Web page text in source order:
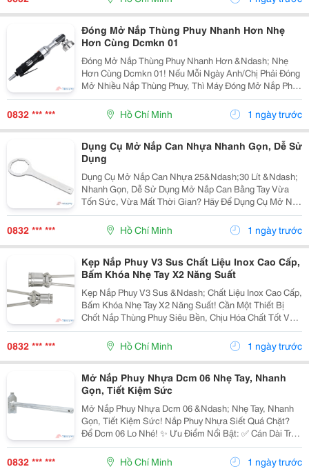
Mở Ôm Sát...
Đóng Mở Nắp Thùng Phuy Nhanh Hơn Nhẹ
Hơn Cùng Dcmkn 01
Đóng Mở Nắp Thùng Phuy Nhanh Hơn &Ndash; Nhẹ
Hơn Cùng Dcmkn 01! Nếu Mỗi Ngày Anh/Chị Phải Đóng
Mở Nhiều Nắp Thùng Phuy, Thì Máy Đóng Mở Nắp Phuy
Khí Nén Dcmkn 01 Sẽ Giúp Công Việc Trở Nên Nhẹ
Nhàng Và Hiệu Quả Hơn. Ưu Điểm Nổi Bật: ...
0832 *** *** Hồ Chí Minh 1 ngày trước
Dụng Cụ Mở Nắp Can Nhựa Nhanh Gọn, Dễ Sử
Dụng
Dụng Cụ Mở Nắp Can Nhựa 25&Ndash;30 Lít &Ndash;
Nhanh Gọn, Dễ Sử Dụng Mở Nắp Can Bằng Tay Vừa
Tốn Sức, Vừa Mất Thời Gian? Hãy Để Dụng Cụ Mở Nắp
Can Nhựa 25&Ndash;30 Lít Hỗ Trợ Bạn Thao Tác
Nhanh Chóng Và Nhẹ Nhàng Hơn! Thiết Kế Chuyên...
0832 *** *** Hồ Chí Minh 1 ngày trước
Kẹp Nắp Phuy V3 Sus Chất Liệu Inox Cao Cấp,
Bấm Khóa Nhẹ Tay X2 Năng Suất
Kẹp Nắp Phuy V3 Sus &Ndash; Chất Liệu Inox Cao Cấp,
Bấm Khóa Nhẹ Tay X2 Năng Suất! Cần Một Thiết Bị
Chốt Nắp Thùng Phuy Siêu Bền, Chịu Hóa Chất Tốt Và
Giúp Công Nhân Bấm Hàng Trăm Nắp Phuy Mỗi Ngày
Mà Không Mỏi Tay? Sắm Ngay Kẹp Nắp Thùng...
0832 *** *** Hồ Chí Minh 1 ngày trước
Mở Nắp Phuy Nhựa Dcm 06 Nhẹ Tay, Nhanh
Gọn, Tiết Kiệm Sức
Mở Nắp Phuy Nhựa Dcm 06 &Ndash; Nhẹ Tay, Nhanh
Gọn, Tiết Kiệm Sức! Nắp Phuy Nhựa Siết Quá Chặt?
Để Dcm 06 Lo Nhé! ✨ Ưu Điểm Nổi Bật: ✅ Cán Dài Trợ
Lực, Mở Nắp Nhẹ Nhàng, Không Tốn Nhiều Sức. ️ Thép
Hợp Kim Xi Mạ Bền Bỉ, Chịu Lực Tốt, Chống Gỉ...
0832 *** *** Hồ Chí Minh 1 ngày trước